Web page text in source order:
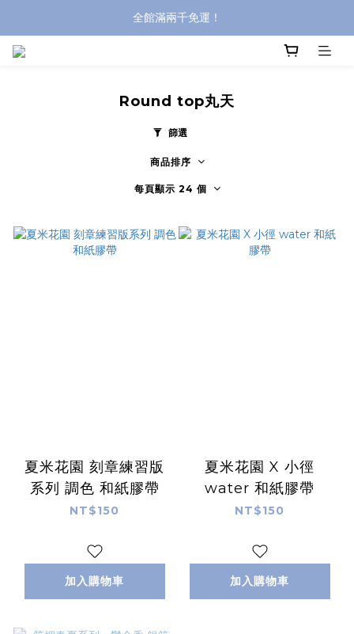
全館滿兩千免運！
全館滿兩千免運！
Round top丸天
篩選
商品排序
每頁顯示 24 個
夏米花園 刻章練習版
系列 調色 和紙膠帶
NT$150
加入購物車
夏米花園 X 小徑
water 和紙膠帶
NT$150
加入購物車